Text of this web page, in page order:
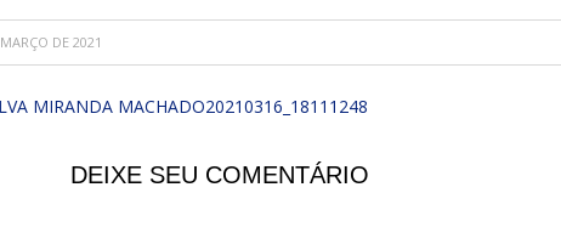
DE 2021
MIRANDA MACHADO20210316_18111248
DEIXE SEU COMENTÁRIO